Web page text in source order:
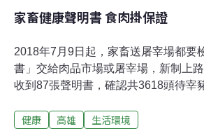
家畜健康聲明書 食肉掛保證
2018年7月9日起，家畜送屠宰場都要
書」交給肉品市場或屠宰場，新制上
收到87張聲明書，確認共3618頭待宰
口蹄疫疫苗措施，並期早期發現可疑
健康 高雄 生活環境